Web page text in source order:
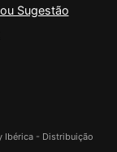
Sugestão
- Distribuição